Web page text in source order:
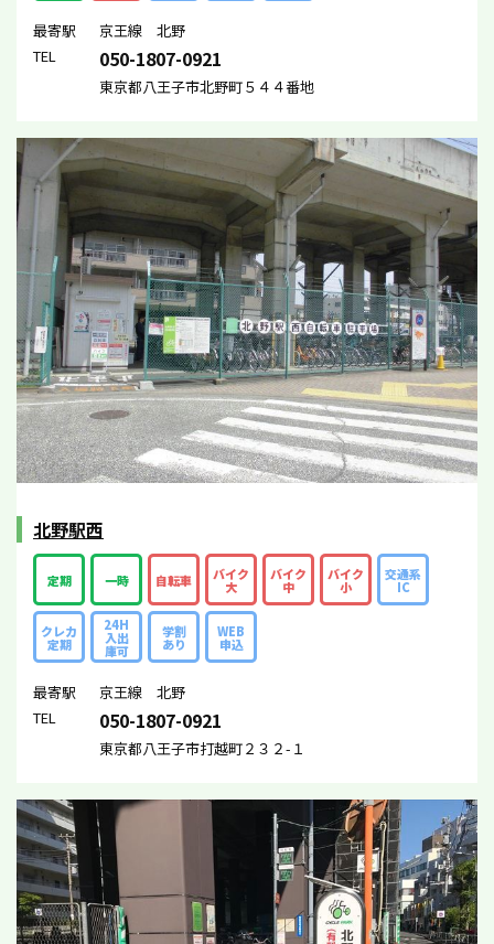
最寄駅
京王線 北野
TEL
050-1807-0921
東京都八王子市北野町５４４番地
北野駅西
定期 一時 自転車 バイク
大
バイク
中
バイク
小
交通系
IC
クレカ
定期
24H
入出
庫可
学割
あり
WEB
申込
最寄駅
京王線 北野
TEL
050-1807-0921
東京都八王子市打越町２３２-１